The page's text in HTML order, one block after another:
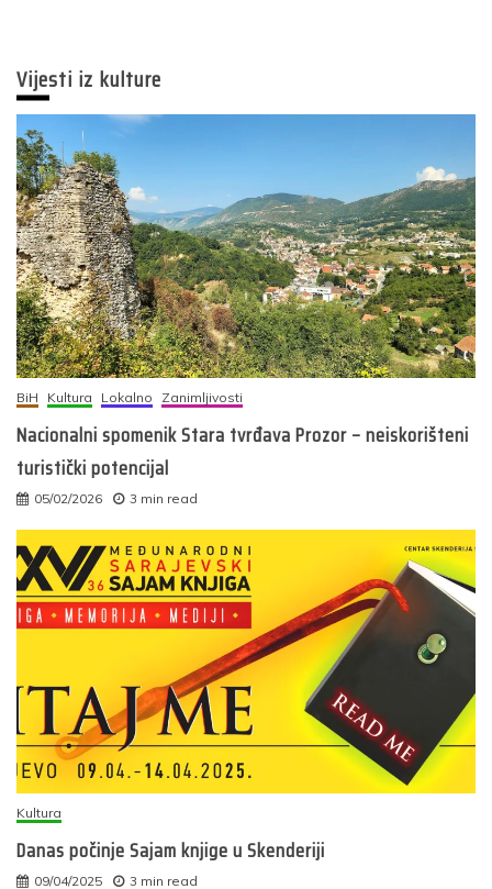
Vijesti iz kulture
BiH Kultura Lokalno Zanimljivosti
Nacionalni spomenik Stara tvrđava Prozor – neiskorišteni
turistički potencijal
05/02/2026 3 min read
Kultura
Danas počinje Sajam knjige u Skenderiji
09/04/2025 3 min read